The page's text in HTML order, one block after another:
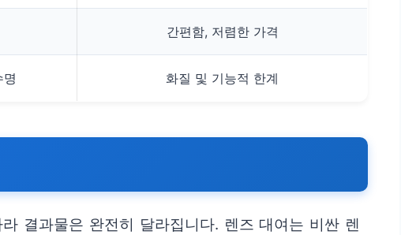
간편함, 저렴한 가격
화질 및 기능적 한계
결과물은 완전히 달라집니다. 렌즈 대여는 비싼 렌